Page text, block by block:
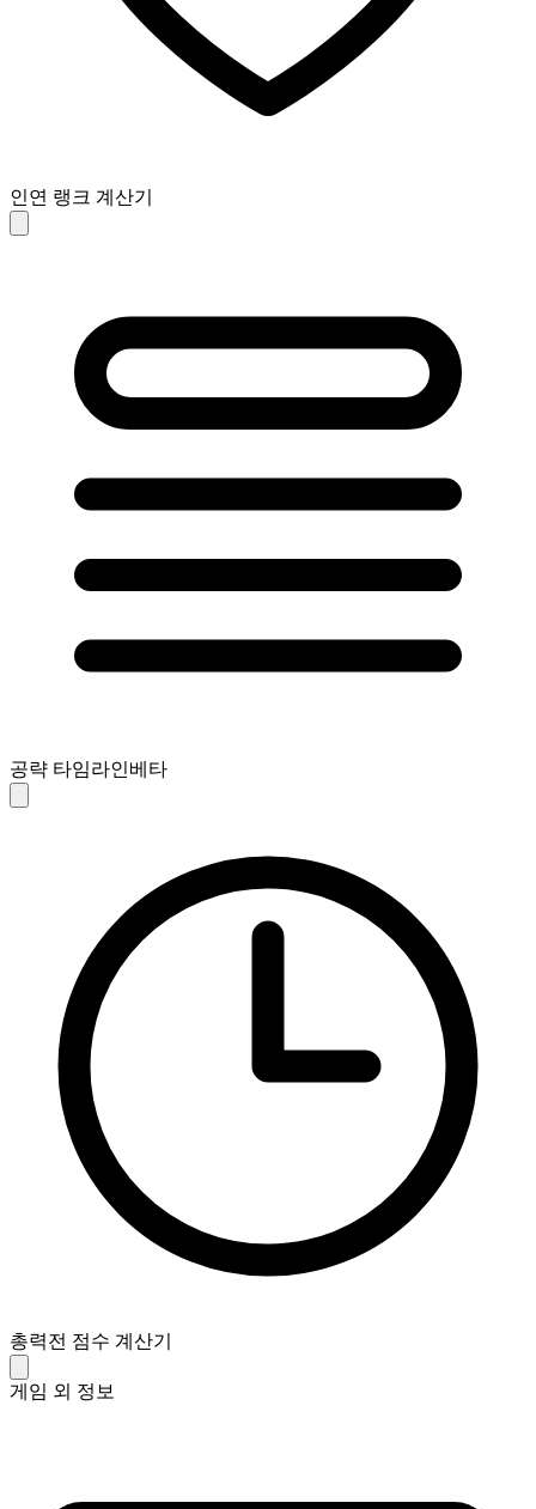
인연 랭크 계산기
공략 타임라인베타
총력전 점수 계산기
게임 외 정보